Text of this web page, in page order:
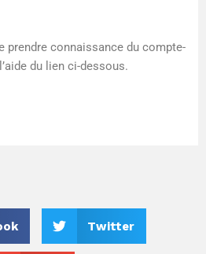
prendre connaissance du compte-
du lien ci-dessous.
Twitter